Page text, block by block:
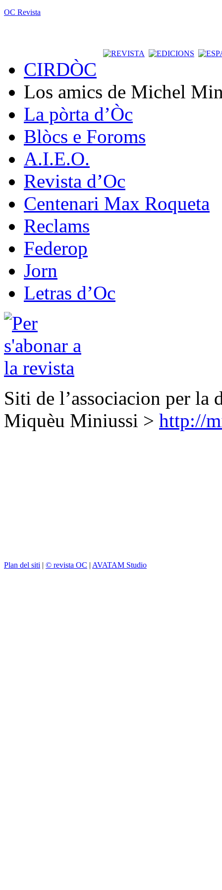
OC Revista
CIRDÒC
Los amics de Michel
La pòrta d’Òc
Blòcs e Foroms
A.I.E.O.
Revista d’Oc
Centenari Max Roqueta
Reclams
Federop
Jorn
Letras d’Oc
Siti de l’associacion per la
Miquèu Miniussi > http://
Plan del siti | © revista OC | AVATAM Studio